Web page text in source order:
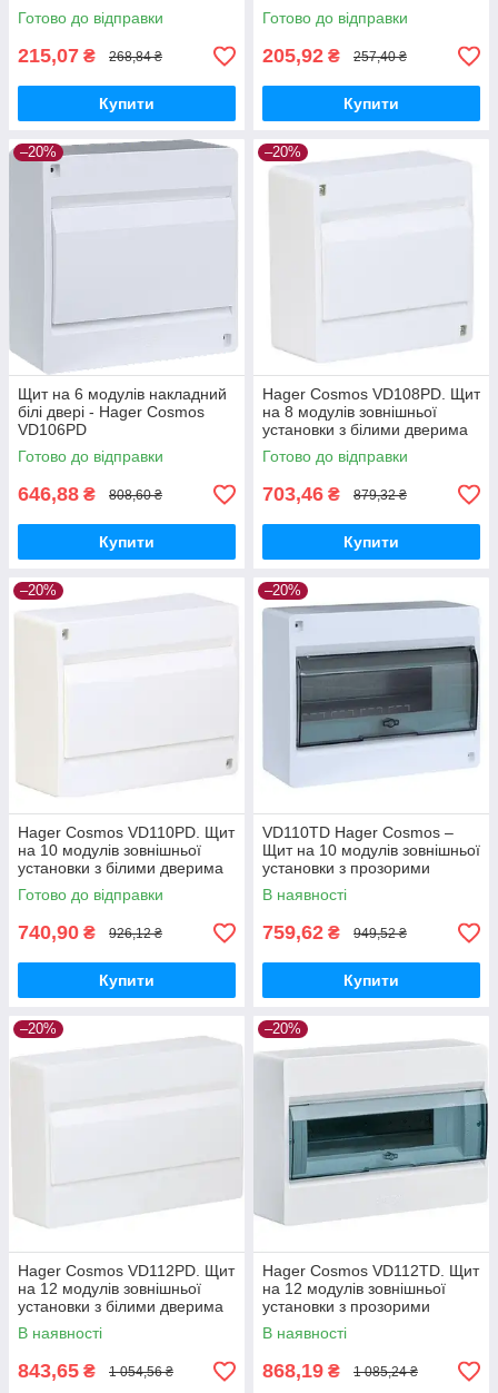
Готово до відправки
215,07 ₴ 268,84 ₴
Купити
Готово до відправки
205,92 ₴ 257,40 ₴
Купити
–20%
Щит на 6 модулів накладний
білі двері - Hager Cosmos
VD106PD
Готово до відправки
646,88 ₴ 808,60 ₴
Купити
–20%
Hager Cosmos VD108PD. Щит
на 8 модулів зовнішньої
установки з білими дверима
Готово до відправки
703,46 ₴ 879,32 ₴
Купити
–20%
Hager Cosmos VD110PD. Щит
на 10 модулів зовнішньої
установки з білими дверима
Готово до відправки
740,90 ₴ 926,12 ₴
Купити
–20%
VD110TD Hager Cosmos –
Щит на 10 модулів зовнішньої
установки з прозорими
дверима
В наявності
759,62 ₴ 949,52 ₴
Купити
–20%
Hager Cosmos VD112PD. Щит
на 12 модулів зовнішньої
установки з білими дверима
В наявності
843,65 ₴ 1 054,56 ₴
–20%
Hager Cosmos VD112TD. Щит
на 12 модулів зовнішньої
установки з прозорими
дверима
В наявності
868,19 ₴ 1 085,24 ₴